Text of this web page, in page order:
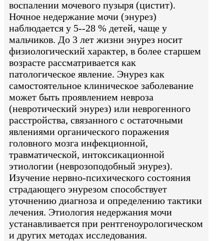
воспалении мочевого пузыря (цистит).
Ночное недержание мочи (энурез)
наблюдается у 5--28 % детей, чаще у
мальчиков. До 3 лет жизни энурез носит
физиологический характер, в более старшем
возрасте рассматривается как
патологическое явление. Энурез как
самостоятельное клиническое заболевание
может быть проявлением невроза
(невротический энурез) или неврогенного
расстройства, связанного с остаточными
явлениями органического поражения
головного мозга инфекционной,
травматической, интоксикационной
этиологии (неврозоподобный энурез).
Изучение нервно-психического состояния
страдающего энурезом способствует
уточнению диагноза и определению тактики
лечения. Этиология недержания мочи
устанавливается при рентгеноурологическом
и других методах исследования.